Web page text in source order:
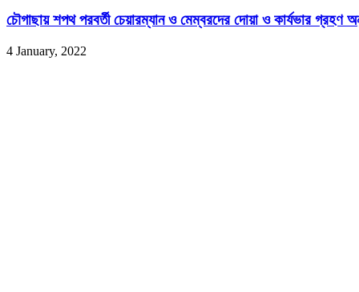
চৌগাছায় শপথ পরবর্তী চেয়ারম্যান ও মেম্বরদের দোয়া ও কার্যভার গ্রহণ
4 January, 2022